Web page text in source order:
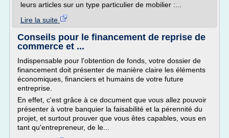
leurs articles sur un type particulier de mobilier :...
Lire la suite
Conseils pour le financement de reprise de
commerce et ...
Indispensable pour l'obtention de fonds, votre dossier de
financement doit présenter de manière claire les éléments
économiques, financiers et humains de votre future
entreprise.
En effet, c'est grâce à ce document que vous allez pouvoir
présenter à votre banquier la faisabilité et la pérennité du
projet, et surtout prouver que vous êtes capables, vous en
tant qu'entrepreneur, de le...